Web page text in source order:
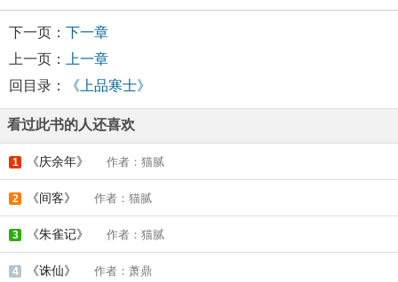
下一页： 下一章
上一页：
上一章
回目录：
《上品寒士》
看过此书的人还喜欢
1 《庆余年》 作者：猫腻
2 《间客》 作者：猫腻
3 《朱雀记》 作者：猫腻
4 《诛仙》 作者：萧鼎